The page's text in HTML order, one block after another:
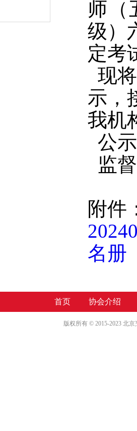
师（
级）
定考
现
示，
我机
公
监
附件
名册
首页 协会介绍
版权所有 © 2015-2023 北